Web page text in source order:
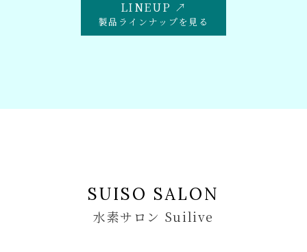
LINEUP ↗
製品ラインナップを見る
SUISO SALON
水素サロン Suilive